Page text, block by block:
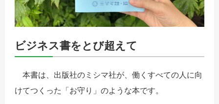
ビジネス書をとび超えて
本書は、出版社のミシマ社が、働くすべての人に向
けてつくった「お守り」のような本です。